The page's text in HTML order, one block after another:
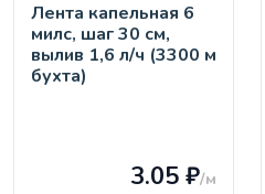
Лента капельная 6
милс, шаг 30 см,
вылив 1,6 л/ч (3300 м
бухта)
3.05 ₽/м